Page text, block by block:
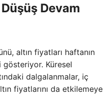
Devam
altın fiyatları haftanın
gösteriyor. Küresel
dalgalanmalar, iç
fiyatlarını da etkilemeye